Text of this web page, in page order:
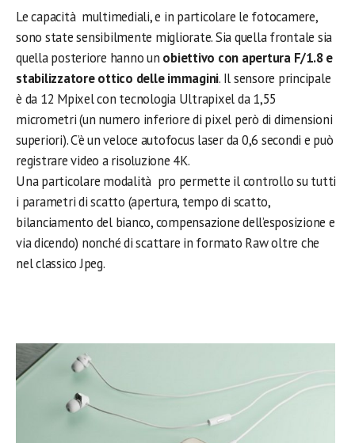
Le capacità multimediali, e in particolare le fotocamere,
sono state sensibilmente migliorate. Sia quella frontale sia
quella posteriore hanno un obiettivo con apertura F/1.8 e
stabilizzatore ottico delle immagini. Il sensore principale
è da 12 Mpixel con tecnologia Ultrapixel da 1,55
micrometri (un numero inferiore di pixel però di dimensioni
superiori). C’è un veloce autofocus laser da 0,6 secondi e può
registrare video a risoluzione 4K.
Una particolare modalità pro permette il controllo su tutti
i parametri di scatto (apertura, tempo di scatto,
bilanciamento del bianco, compensazione dell’esposizione e
via dicendo) nonché di scattare in formato Raw oltre che
nel classico Jpeg.